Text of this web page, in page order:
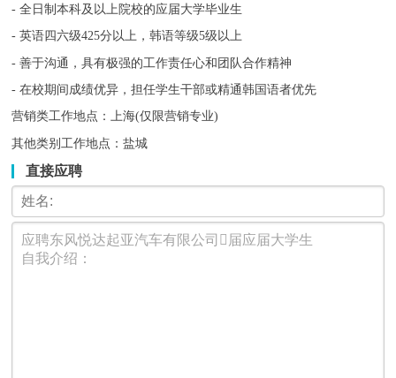
- 全日制本科及以上院校的应届大学毕业生
- 英语四六级425分以上，韩语等级5级以上
- 善于沟通，具有极强的工作责任心和团队合作精神
- 在校期间成绩优异，担任学生干部或精通韩国语者优先
营销类工作地点：上海(仅限营销专业)
其他类别工作地点：盐城
直接应聘